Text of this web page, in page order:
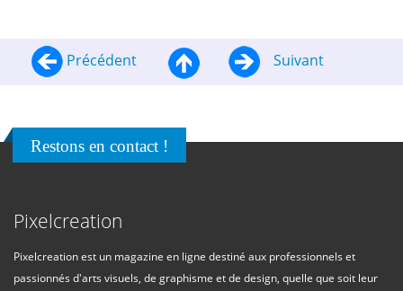
Précédent Suivant
Restons en contact !
Pixelcreation
Pixelcreation est un magazine en ligne destiné aux professionnels et
passionnés d'arts visuels, de graphisme et de design, quelle que soit leur